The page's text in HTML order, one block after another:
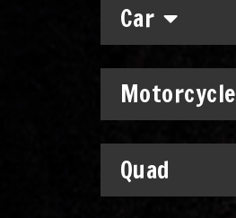
Car
Motorcycle
Quad